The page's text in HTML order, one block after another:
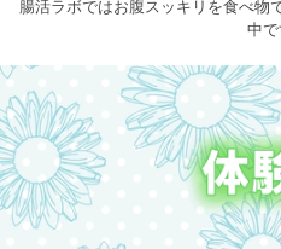
腸活ラボではお腹スッキリを食べ物
中で